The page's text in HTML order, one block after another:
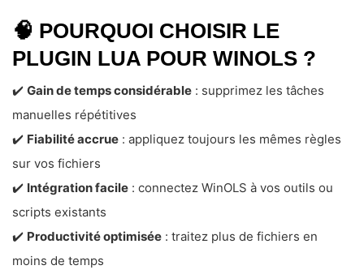
🧠 POURQUOI CHOISIR LE
PLUGIN LUA POUR WINOLS ?
✔️ Gain de temps considérable : supprimez les tâches
manuelles répétitives
✔️ Fiabilité accrue : appliquez toujours les mêmes règles
sur vos fichiers
✔️ Intégration facile : connectez WinOLS à vos outils ou
scripts existants
✔️ Productivité optimisée : traitez plus de fichiers en
moins de temps